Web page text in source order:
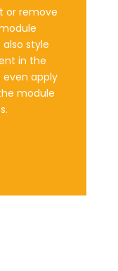
or remove
style
in the
even apply
module